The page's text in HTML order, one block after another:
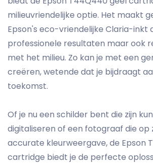
milieuvriendelijke optie. Het maakt
Epson's eco-vriendelijke Claria-inkt
professionele resultaten maar ook
met het milieu. Zo kan je met een
creëren, wetende dat je bijdraagt
toekomst.
Of je nu een schilder bent die zijn
digitaliseren of een fotograaf die op
accurate kleurweergave, de Epson
cartridge biedt je de perfecte